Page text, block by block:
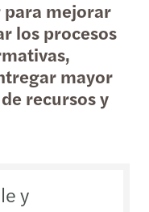
mejorar
los procesos
mayor
recursos y
y